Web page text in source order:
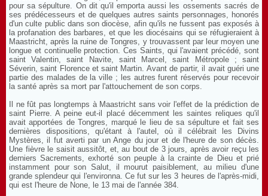
pour sa sépulture. On dit qu'il emporta aussi les ossements sacrés de
ses prédécesseurs et de quelques autres saints personnages, honorés
d'un culte public dans son diocèse, afin qu'ils ne fussent pas exposés à
la profanation des barbares, et que les diocésains qui se réfugieraient à
Maastricht, après la ruine de Tongres, y trouvassent par leur moyen une
longue et continuelle protection. Ces Saints, qui l'avaient précédé, sont
saint Valentin, saint Navite, saint Marcel, saint Métropole ; saint
Séverin, saint Florence et saint Martin. Avant de partir, il avait guéri une
partie des malades de la ville ; les autres furent réservés pour recevoir
la santé après sa mort par l'attouchement de son corps.
Il ne fût pas longtemps à Maastricht sans voir l'effet de la prédiction de
saint Pierre. A peine eut-il placé décemment les saintes reliques qu'il
avait apportées de Tongres, marqué le lieu de sa sépulture et fait ses
dernières dispositions, qu'étant à l'autel, où il célébrait les Divins
Mystères, il fut averti par un Ange du jour et de l'heure de son décès.
Une fièvre le saisit aussitôt, et, au bout de 3 jours, après avoir reçu les
derniers Sacrements, exhorté son peuple à la crainte de Dieu et prié
instamment pour son Salut, il mourut paisiblement, au milieu d'une
grande splendeur qui l'environna. Ce fut sur les 3 heures de l'après-midi,
qui est l'heure de None, le 13 mai de l'année 384.